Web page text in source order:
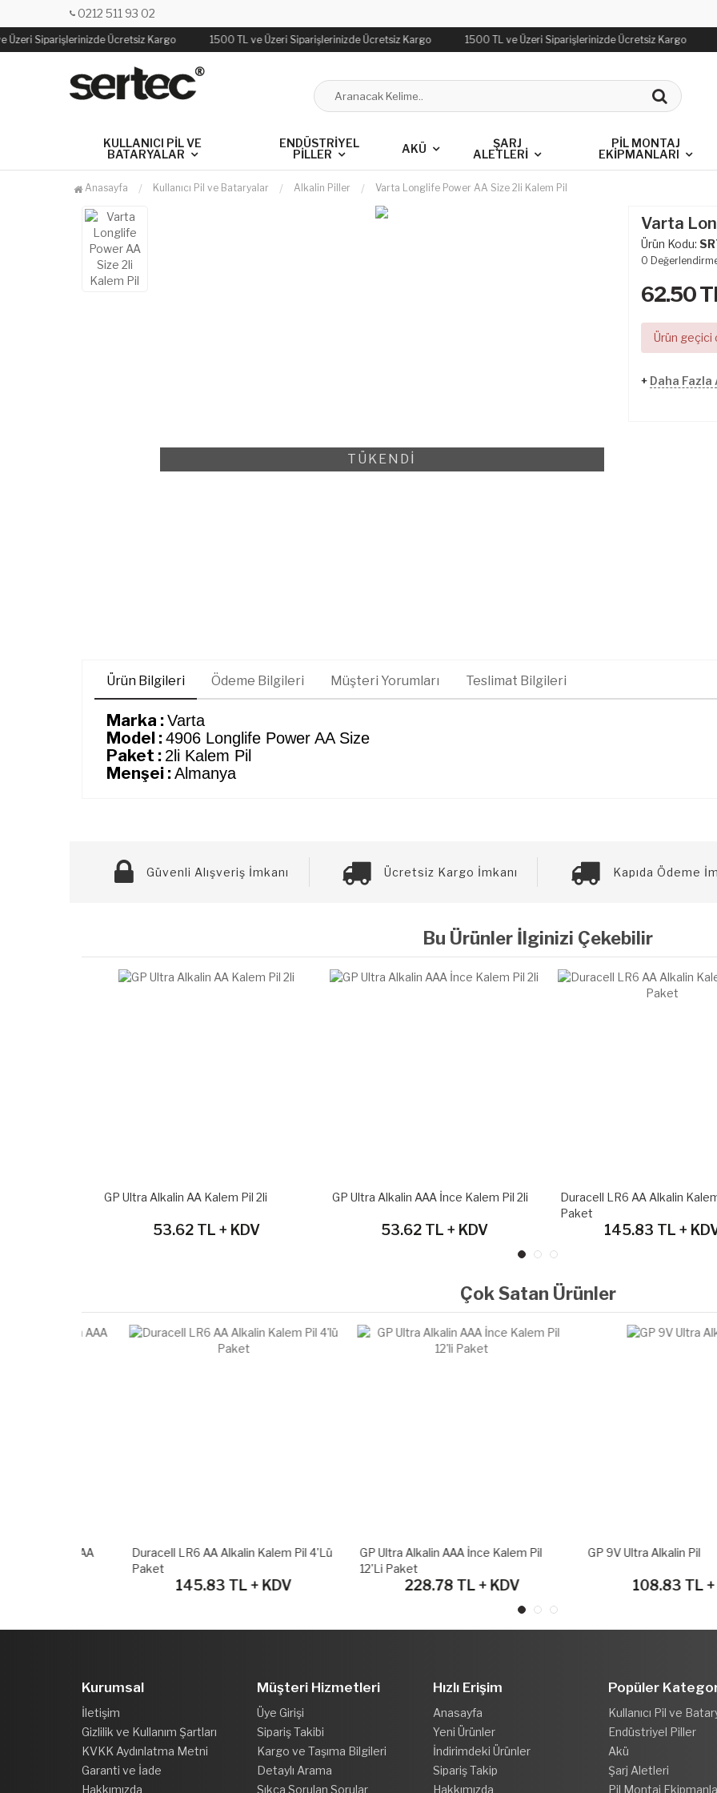
0212 511 93 02
Üzeri Siparişlerinizde Ücretsiz Kargo 1500 TL ve Üzeri Siparişlerinizde Ücretsiz Kargo 1500 TL ve Üzeri Siparişlerinizde Ücretsiz Kargo
KULLANICI PIL VE
BATARYALAR
ENDÜSTRIYEL
PILLER
AKÜ
ŞARJ
ALETLERI
PIL MONTAJ
EKIPMANLARI
Anasayfa Kullanıcı Pil ve Bataryalar Alkalin Piller Varta Longlife Power AA Size 2li Kalem Pil
TÜKENDİ
Varta
Ürün Kodu:
0
62.50
Ürün geçici
+ Daha
Ürün Bilgileri Ödeme Bilgileri Müşteri Yorumları Teslimat Bilgileri
Marka :Varta
Model :4906 Longlife Power AA Size
Paket : 2li Kalem Pil
Menşei :Almanya
Güvenli Alışveriş İmkanı Ücretsiz Kargo İmkanı Kapıda Ödeme
Bu Ürünler İlginizi Çekebilir
GP Ultra Alkalin AA Kalem Pil 2li
53.62 TL + KDV
GP Ultra Alkalin AAA İnce Kalem Pil 2li
53.62 TL + KDV
Duracell LR6 AA Alkalin Kalem
Paket
145.83 TL + KDV
Çok Satan Ürünler
Duracell LR6 AA Alkalin Kalem Pil 4'lü
145.83 TL + KDV
GP Ultra Alkalin AAA İnce Kalem Pil
12'li Paket
228.78 TL + KDV
GP 9V Ultra Alkalin Pil
108.83 TL + KDV
Kurumsal
İletişim
Gizlilik ve Kullanım Şartları
KVKK Aydınlatma Metni
Garanti ve İade
Hakkımızda
Müşteri Hizmetleri
Üye Girişi
Sipariş Takibi
Kargo ve Taşıma Bilgileri
Detaylı Arama
Sıkça Sorulan Sorular
Hızlı Erişim
Anasayfa
Yeni Ürünler
İndirimdeki Ürünler
Sipariş Takip
Hakkımızda
Popüler
Kullanıcı Pil ve
Endüstriyel Piller
Akü
Şarj Aletleri
Pil Montaj